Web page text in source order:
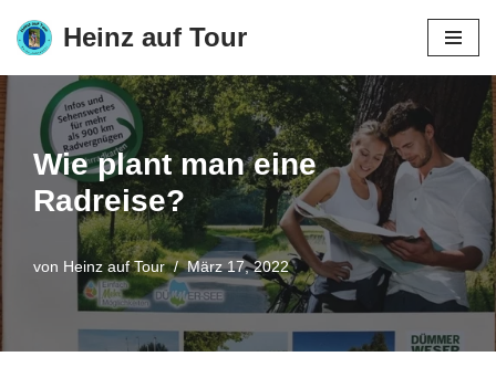
Zum
Inhalt
springen
Heinz auf Tour
Wie plant man eine
Radreise?
von Heinz auf Tour März 17, 2022